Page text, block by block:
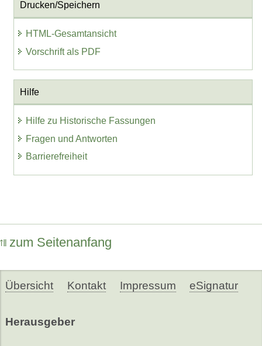
Drucken/Speichern
HTML-Gesamtansicht
Vorschrift als PDF
Hilfe
Hilfe zu Historische Fassungen
Fragen und Antworten
Barrierefreiheit
zum Seitenanfang
Übersicht Kontakt Impressum eSignatur
Herausgeber